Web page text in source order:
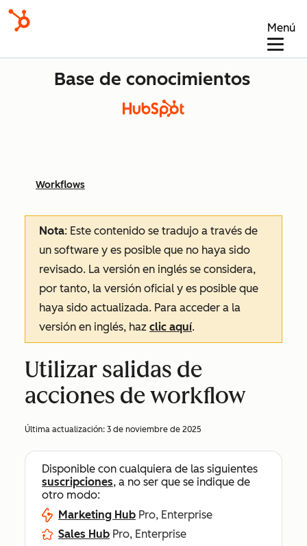
Menú
Base de conocimientos
Workflows
Nota: Este contenido se tradujo a través de
un software y es posible que no haya sido
revisado. La versión en inglés se considera,
por tanto, la versión oficial y es posible que
haya sido actualizada. Para acceder a la
versión en inglés, haz clic aquí.
Utilizar salidas de
acciones de workflow
Última actualización: 3 de noviembre de 2025
Disponible con cualquiera de las siguientes
suscripciones, a no ser que se indique de
otro modo:
Marketing Hub Pro, Enterprise
Sales Hub Pro, Enterprise